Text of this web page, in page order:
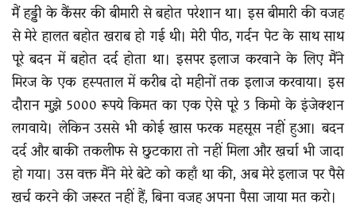
मैं हड्डी के कैंसर की बीमारी से बहोत परेशान था। इस बीमारी की वजह
से मेरे हालत बहोत खराब हो गई थी। मेरी पीठ, गर्दन पेट के साथ साथ
पूरे बदन में बहोत दर्द होता था। इसपर इलाज करवाने के लिए मैंने
मिरज के एक हस्पताल में करीब दो महीनों तक इलाज करवाया। इस
दौरान मुझे 5000 रूपये किमत का एक ऐसे पूरे 3 किमो के इंजेक्शन
लगवाये। लेकिन उससे भी कोई खास फरक महसूस नहीं हुआ। बदन
दर्द और बाकी तकलीफ से छुटकारा तो नहीं मिला और खर्चा भी जादा
हो गया। उस वक्त मैंने मेरे बेटे को कहाँ था की, अब मेरे इलाज पर पैसे
खर्च करने की जरूरत नहीं हैं, बिना वजह अपना पैसा जाया मत करो।